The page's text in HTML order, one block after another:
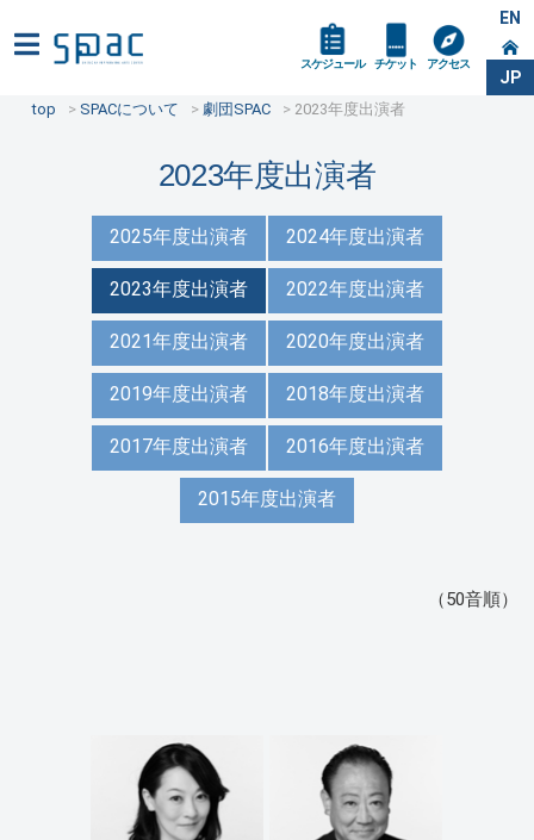
EN
JP
スケジュール チケット アクセス
top SPACについて 劇団SPAC 2023年度出演者
2023年度出演者
2025年度出演者 2024年度出演者
2023年度出演者 2022年度出演者
2021年度出演者 2020年度出演者
2019年度出演者 2018年度出演者
2017年度出演者 2016年度出演者
2015年度出演者
（50音順）